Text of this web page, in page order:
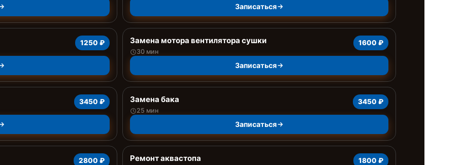
Записаться
1250 ₽ Замена мотора вентилятора сушки
30 мин
1600 ₽
Записаться
3450 ₽ Замена бака
25 мин
3450 ₽
Записаться
2800 ₽ Ремонт аквастопа 1800 ₽